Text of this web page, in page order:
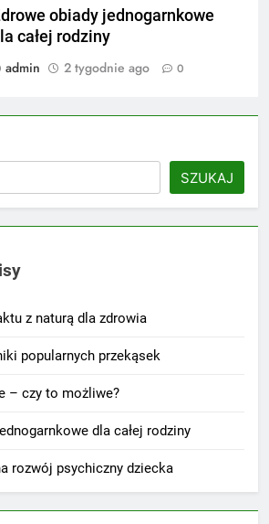
obiady jednogarnkowe
całej rodziny
admin
2 tygodnie ago 0
SZUKAJ
z naturą dla zdrowia
popularnych przekąsek
– czy to możliwe?
dla całej rodziny
rozwój psychiczny dziecka